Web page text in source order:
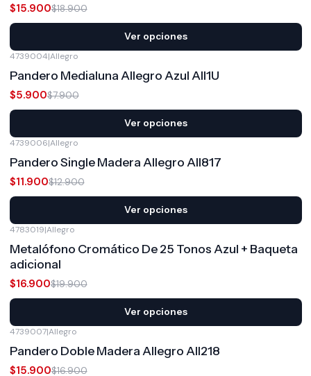
$15.900$18.900
Ver opciones
4739004|Allegro
Pandero Medialuna Allegro Azul All1U
$5.900$7.900
Ver opciones
4739006|Allegro
Pandero Single Madera Allegro All817
$11.900$12.900
Ver opciones
4783019|Allegro
Metalófono Cromático De 25 Tonos Azul + Baqueta
adicional
$16.900$19.900
Ver opciones
4739007|Allegro
Pandero Doble Madera Allegro All218
$15.900$16.900